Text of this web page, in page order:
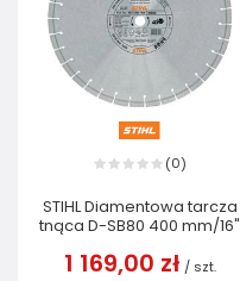
(0)
STIHL Diamentowa tarcza
tnąca D-SB80 400 mm/16"
1 169,00 zł / szt.